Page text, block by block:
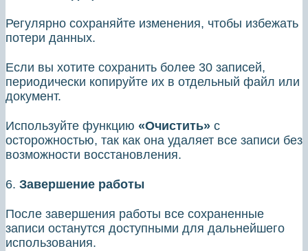
Регулярно сохраняйте изменения, чтобы избежать
потери данных.
Если вы хотите сохранить более 30 записей,
периодически копируйте их в отдельный файл или
документ.
Используйте функцию «Очистить» с
осторожностью, так как она удаляет все записи без
возможности восстановления.
6. Завершение работы
После завершения работы все сохраненные
записи останутся доступными для дальнейшего
использования.